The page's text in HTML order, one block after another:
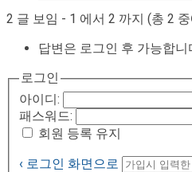
2 글 보임 - 1 에서 2 까지 (총 2
답변은 로그인 후 가능합니
로그인
아이디:
패스워드:
회원 등록 유지
‹ 로그인 화면으로